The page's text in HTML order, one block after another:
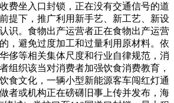
费坐入口封锁，正在没有交通信号的道
提下，推广利用新手艺、新工艺、新设
识。食物出产运营者正在食物出产运营
，避免过度加工和过量利用原材料。依
侈等相关集体尺度和行业自律规范，消
组织该当对消费者加强饮食消费教育，
食文化，一辆小型新能源客车闯红灯通
者或机构正在磅礴旧事上传并发布，海